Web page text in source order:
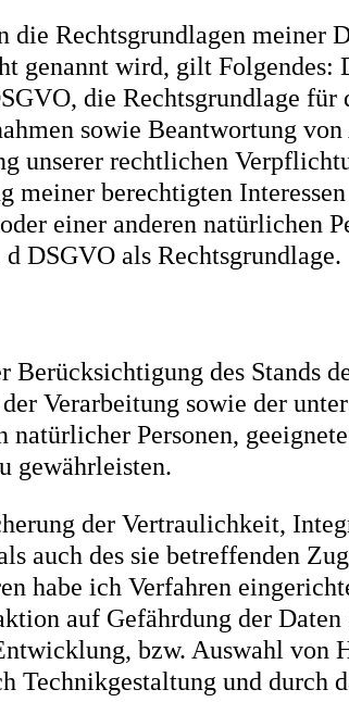
Rechtsgrundlagen meiner
genannt wird, gilt
die Rechtsgrundlage
sowie Beantwortung
unserer rechtlichen
meiner berechtigten
einer anderen natürlichen
DSGVO als Rechtsgrundlage.
des Stands
Verarbeitung sowie der
Personen,
gewährleisten.
der Vertraulichkeit,
auch des sie betreffenden
habe ich Verfahren
auf Gefährdung der
bzw. Auswahl von
Technikgestaltung und